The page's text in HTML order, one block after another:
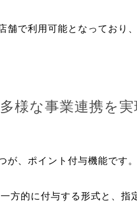
で利用可能となっており
様な事業連携を
が、ポイント付与機能です。
方的に付与する形式と、